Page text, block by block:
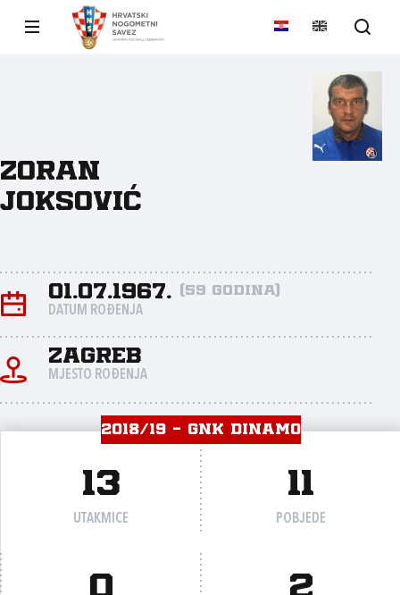
Zoran
Joksović
01.07.1967. (59 godina)
DATUM ROĐENJA
Zagreb
MJESTO ROĐENJA
2018/19 - GNK DINAMO
13
UTAKMICE
11
POBJEDE